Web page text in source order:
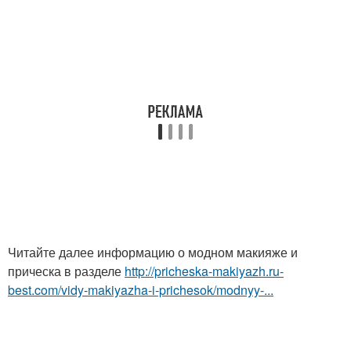
Читайте далее информацию о модном макияже и
прическа в разделе http://pricheska-makiyazh.ru-
best.com/vidy-makiyazha-i-prichesok/modnyy-...